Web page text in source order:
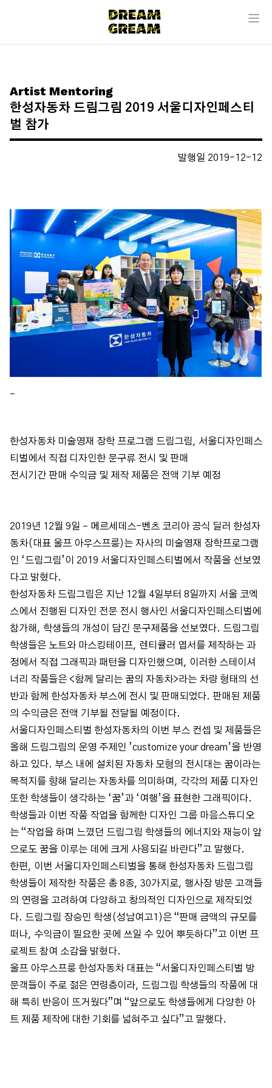
Artist Mentoring
한성자동차 드림그림 2019 서울디자인페스티
벌 참가
발행일 2019-12-12
한성자동차 미술영재 장학 프로그램 드림그림, 서울디자인페스
티벌에서 직접 디자인한 문구류 전시 및 판매
전시기간 판매 수익금 및 제작 제품은 전액 기부 예정
2019년 12월 9일 – 메르세데스-벤츠 코리아 공식 딜러 한성자
동차(대표 울프 아우스프룽)는 자사의 미술영재 장학프로그램
인 ‘드림그림’이 2019 서울디자인페스티벌에서 작품을 선보였
다고 밝혔다.
한성자동차 드림그림은 지난 12월 4일부터 8일까지 서울 코엑
스에서 진행된 디자인 전문 전시 행사인 서울디자인페스티벌에
참가해, 학생들의 개성이 담긴 문구제품을 선보였다. 드림그림
학생들은 노트와 마스킹테이프, 렌티큘러 엽서를 제작하는 과
정에서 직접 그래픽과 패턴을 디자인했으며, 이러한 스테이셔
너리 작품들은 <함께 달리는 꿈의 자동차>라는 차량 형태의 선
반과 함께 한성자동차 부스에 전시 및 판매되었다. 판매된 제품
의 수익금은 전액 기부될 전달될 예정이다.
서울디자인페스티벌 한성자동차의 이번 부스 컨셉 및 제품들은
올해 드림그림의 운영 주제인 ’customize your dream’을 반영
하고 있다. 부스 내에 설치된 자동차 모형의 전시대는 꿈이라는
목적지를 향해 달리는 자동차를 의미하며, 각각의 제품 디자인
또한 학생들이 생각하는 ‘꿈’과 ‘여행’을 표현한 그래픽이다.
학생들과 이번 작품 작업을 함께한 디자인 그룹 마음스튜디오
는 “작업을 하며 느꼈던 드림그림 학생들의 에너지와 재능이 앞
으로도 꿈을 이루는 데에 크게 사용되길 바란다”고 말했다.
한편, 이번 서울디자인페스티벌을 통해 한성자동차 드림그림
학생들이 제작한 작품은 총 8종, 30가지로, 행사장 방문 고객들
의 연령을 고려하여 다양하고 창의적인 디자인으로 제작되었
다. 드림그림 장승민 학생(성남여고1)은 “판매 금액의 규모를
떠나, 수익금이 필요한 곳에 쓰일 수 있어 뿌듯하다”고 이번 프
로젝트 참여 소감을 밝혔다.
울프 아우스프룽 한성자동차 대표는 “서울디자인페스티벌 방
문객들이 주로 젊은 연령층이라, 드림그림 학생들의 작품에 대
해 특히 반응이 뜨거웠다”며 “앞으로도 학생들에게 다양한 아
트 제품 제작에 대한 기회를 넓혀주고 싶다”고 말했다.